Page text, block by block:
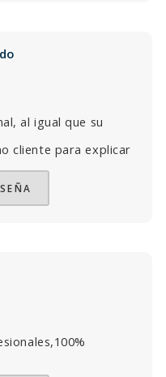
al igual que su
cliente para explicar
a él y sus
ojos cerrados,
equipo de